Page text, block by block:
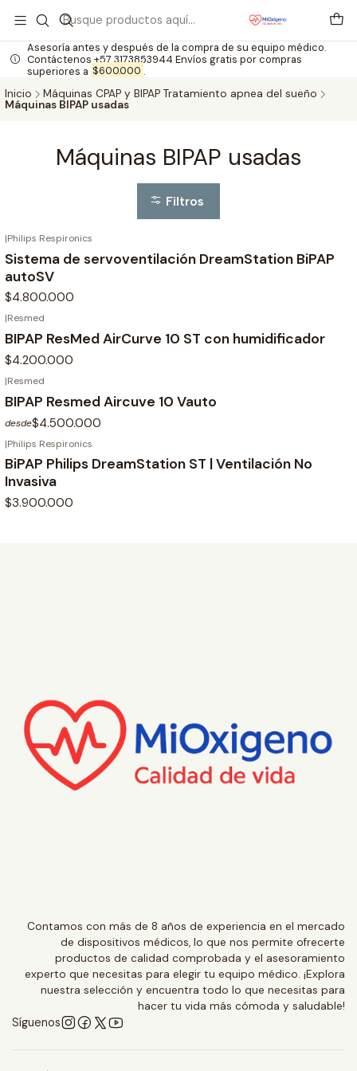
Asesoría antes y después de la compra de su equipo médico.
Contáctenos +57 3173853944 Envíos gratis por compras
superiores a $600.000 .
Inicio
Máquinas CPAP y BIPAP Tratamiento apnea del sueño
Máquinas BIPAP usadas
Máquinas BIPAP usadas
Filtros
|Philips Respironics
Sistema de servoventilación DreamStation BiPAP
autoSV
$4.800.000
|Resmed
BIPAP ResMed AirCurve 10 ST con humidificador
$4.200.000
|Resmed
BIPAP Resmed Aircuve 10 Vauto
desde$4.500.000
|Philips Respironics
BiPAP Philips DreamStation ST | Ventilación No
Invasiva
$3.900.000
Contamos con más de 8 años de experiencia en el mercado
de dispositivos médicos, lo que nos permite ofrecerte
productos de calidad comprobada y el asesoramiento
experto que necesitas para elegir tu equipo médico. ¡Explora
nuestra selección y encuentra todo lo que necesitas para
hacer tu vida más cómoda y saludable!
Síguenos